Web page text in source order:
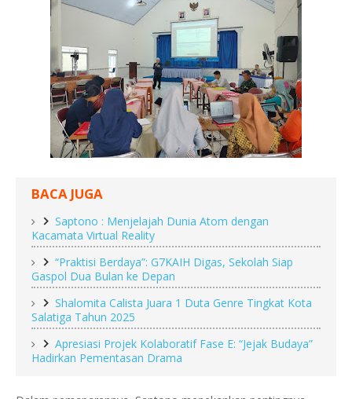
BACA JUGA
Saptono : Menjelajah Dunia Atom dengan
Kacamata Virtual Reality
“Praktisi Berdaya”: G7KAIH Digas, Sekolah Siap
Gaspol Dua Bulan ke Depan
Shalomita Calista Juara 1 Duta Genre Tingkat Kota
Salatiga Tahun 2025
Apresiasi Projek Kolaboratif Fase E: “Jejak Budaya”
Hadirkan Pementasan Drama